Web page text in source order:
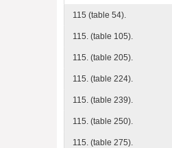
115 (table 54).
115. (table 105).
115. (table 205).
115. (table 224).
115. (table 239).
115. (table 250).
115. (table 275).